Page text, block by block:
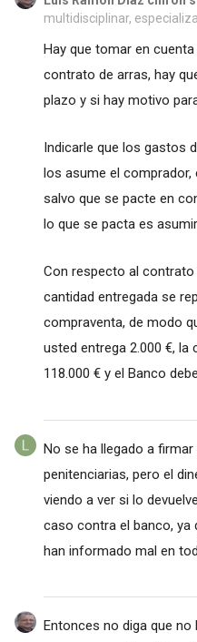
multidisciplinar,
Hay que tomar en
contrato de arras, hay
plazo y si hay motivo
Indicarle que los gastos
los asume el comprador,
salvo que se pacte en
lo que se pacta es
Con respecto al
cantidad entregada se
compraventa, de modo
usted entrega 2.000 €, la
118.000 € y el Banco
No se ha llegado a
penitenciarias, pero el
viendo a ver si lo
caso contra el banco, ya
han informado mal en
Entonces no diga que